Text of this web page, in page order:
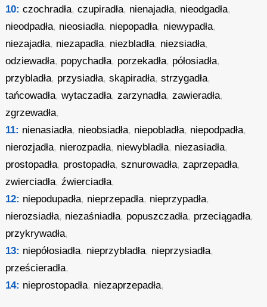
10: czochradła,czupiradła, nienajadła, nieodgadła,
nieodpadła, nieosiadła, niepopadła, niewypadła,
niezajadła, niezapadła, niezbladła, niezsiadła,
odziewadła, popychadła, porzekadła, półosiadła,
przybladła, przysiadła,skąpiradła,strzygadła,
tańcowadła,wytaczadła,zarzynadła,zawieradła,
zgrzewadła,
11: nienasiadła, nieobsiadła, niepobladła, niepodpadła,
nierozjadła, nierozpadła, niewybladła, niezasiadła,
prostopadła, prostopadła,sznurowadła,zaprzepadła,
zwierciadła,źwierciadła,
12: niepodupadła, nieprzepadła, nieprzypadła,
nierozsiadła, niezaśniadła, popuszczadła, przeciągadła,
przykrywadła,
13: niepółosiadła, nieprzybladła, nieprzysiadła,
prześcieradła,
14: nieprostopadła, niezaprzepadła,